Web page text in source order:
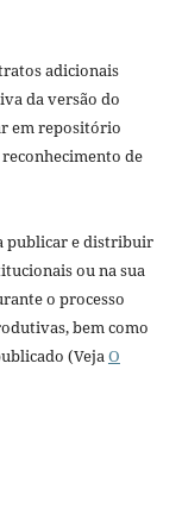
adicionais
da versão do
em repositório
de
publicar e distribuir
ou na sua
o processo
bem como
(VejaO